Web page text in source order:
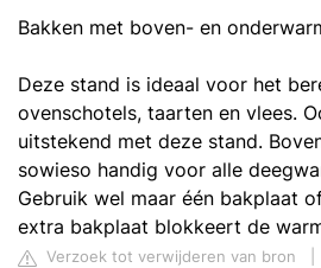
Bakken met boven- en
Deze stand is ideaal voor het
ovenschotels, taarten en vlees.
uitstekend met deze stand.
sowieso handig voor alle
Gebruik wel maar één bakplaat
extra bakplaat blokkeert de
Verzoek tot verwijderen van bron